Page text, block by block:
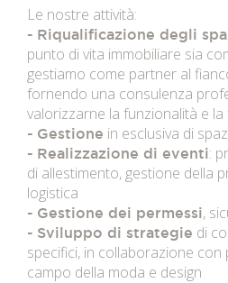
Le nostre attività:
- Riqualificazione degli
punto di vita immobiliare sia
gestiamo come partner al
fornendo una consulenza
valorizzarne la funzionalità e la
- Gestione in esclusiva di
- Realizzazione di eventi:
di allestimento, gestione della
logistica
- Gestione dei permessi,
- Sviluppo di strategie di
specifici, in collaborazione
campo della moda e design